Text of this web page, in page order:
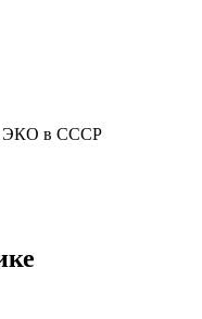
ЭКО в СССР